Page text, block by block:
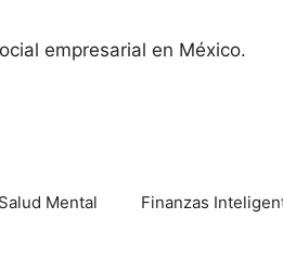
empresarial en México.
Mental Finanzas